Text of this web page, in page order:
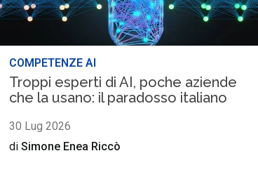
COMPETENZE AI
Troppi esperti di AI, poche aziende
che la usano: il paradosso italiano
30 Lug 2026
diSimone Enea Riccò